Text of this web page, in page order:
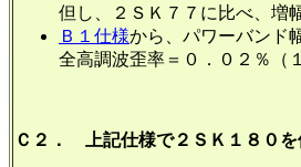
但し、２ＳＫ７７に比べ、増
Ｂ１仕様から、パワーバンド
全高調波歪率＝０．０２％（
Ｃ２． 上記仕様で２ＳＫ１８０を